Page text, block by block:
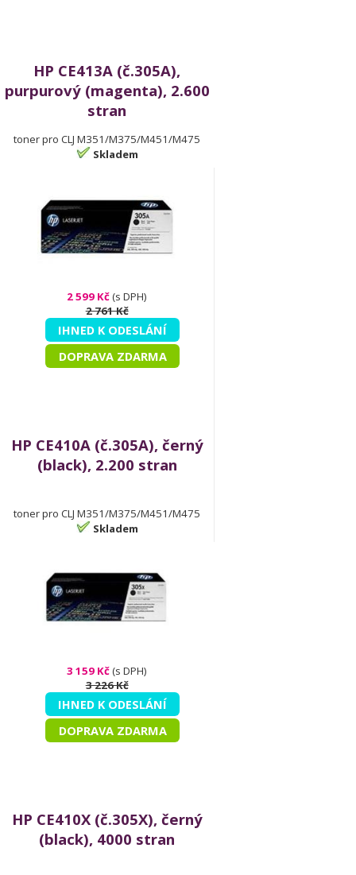
HP CE413A (č.305A),
purpurový (magenta), 2.600
stran
toner pro CLJ M351/M375/M451/M475
Skladem
2 599 Kč(s DPH)
2 761 Kč
IHNED K ODESLÁNÍ
DOPRAVA ZDARMA
HP CE410A (č.305A), černý
(black), 2.200 stran
toner pro CLJ M351/M375/M451/M475
Skladem
3 159 Kč(s DPH)
3 226 Kč
IHNED K ODESLÁNÍ
DOPRAVA ZDARMA
HP CE410X (č.305X), černý
(black), 4000 stran